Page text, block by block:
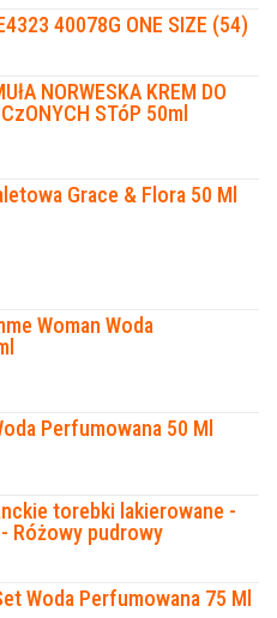
40078G ONE SIZE (54)
NORWESKA KREM DO
STóP 50ml
Grace & Flora 50 Ml
Woman Woda
Perfumowana 50 Ml
torebki lakierowane -
Różowy pudrowy
Woda Perfumowana 75 Ml